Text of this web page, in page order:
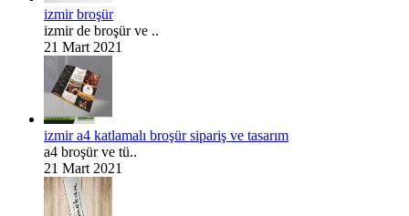
izmir broşür
izmir de broşür ve ..
21 Mart 2021
izmir a4 katlamalı broşür sipariş ve tasarım
a4 broşür ve tü..
21 Mart 2021